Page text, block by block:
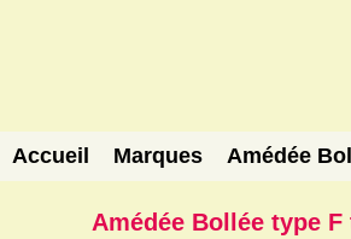
Accueil Marques Amédée
Amédée Bollée type F